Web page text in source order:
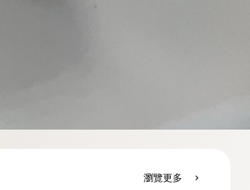
瀏覽更多 chevron_right